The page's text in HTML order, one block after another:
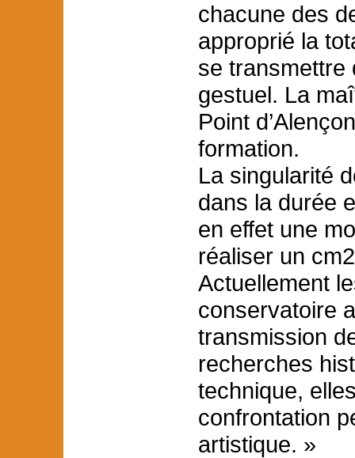
chacune des
approprié la
se transmettre
gestuel. La
Point
formation.
La singularité
dans la durée
en effet une
réaliser un
Actuellement
conservatoire
transmission
recherches
technique,
confrontation
artistique. »